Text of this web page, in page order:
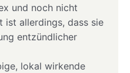
und noch nicht
ist allerdings, dass sie
entzündlicher
lokal wirkende